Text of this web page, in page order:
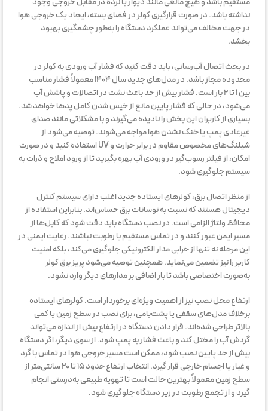
نداشته باشد. در صورت قرارگیری کولر در فضای بسته، ایجاد یک خروجی هوا
در جهت مخالف می‌تواند عملکرد دستگاه را به‌طور چشمگیری بهبود
بخشد.
در بحث اتصال آب‌رسانی، باید دقت کنید که فشار آب ورودی به کولر در
محدوده مجاز باشد. در مدل‌های جدید سال ۱۴۰۴ معمولاً فشار مناسب
بین ۱ تا ۲ بار است. فشار بیش از حد باعث نشت در اتصالات و پاشش آب
می‌شود، در حالی که فشار پایین مانع از خیس شدن کامل پدها خواهد شد.
بسیاری از کاربران این بخش را نادیده می‌گیرند و با مشکلاتی مانند صدای
غیرعادی پمپ یا خنک نشدن هوا مواجه می‌شوند. توصیه می‌شود از
شیلنگ‌های مخصوص مقاوم در برابر حرارت و UV استفاده کنید و در صورت
امکان، از فیلتر رسوب‌گیر در ورودی آب بهره بگیرید تا از ورود املاح و ذرات به
سیستم جلوگیری شود.
از منظر اتصال برق، کولرهای ایستاده جدید اغلب دارای سیستم کنترل
دیجیتال هستند که نسبت به نوسانات برق حساس‌اند. بنابراین استفاده از
محافظ ولتاژ الزامی است. در نصب دستگاه باید دقت شود که کابل‌ها از
مسیر ایمن عبور کنند و در تماس مستقیم با رطوبت نباشند. رعایت ایمنی در
این مرحله نه تنها از خرابی مدار الکترونیکی جلوگیری می‌کند، بلکه امنیت
کاربر را نیز تضمین می‌نماید. همچنین توصیه می‌شود پریز برق کولر
به‌صورت اختصاصی باشد تا بار اضافی بر مدارهای دیگر وارد نشود.
ارتفاع محل نصب نیز از اهمیت ویژه‌ای برخوردار است. کولرهای ایستاده
برخلاف مدل‌های سقفی یا پشت‌بامی، برای نصب در سطح زمین یا کمی
بالاتر طراحی شده‌اند. قرار دادن دستگاه در ارتفاع بیش از اندازه می‌تواند
گردش آب را مختل کند و باعث فشار به پمپ شود. از سوی دیگر، اگر دستگاه
بیش از حد پایین نصب شود، ممکن است مسیر خروجی هوا در تماس با گرد
و غبار یا اجسام خارجی قرار گیرد. انتخاب ارتفاع حدود ۱۵ تا ۲۰ سانتی‌متر از
سطح زمین معمولاً بهترین حالت است تا تهویه طبیعی به‌درستی انجام
گیرد و از تجمع رطوبت در زیر دستگاه جلوگیری شود.